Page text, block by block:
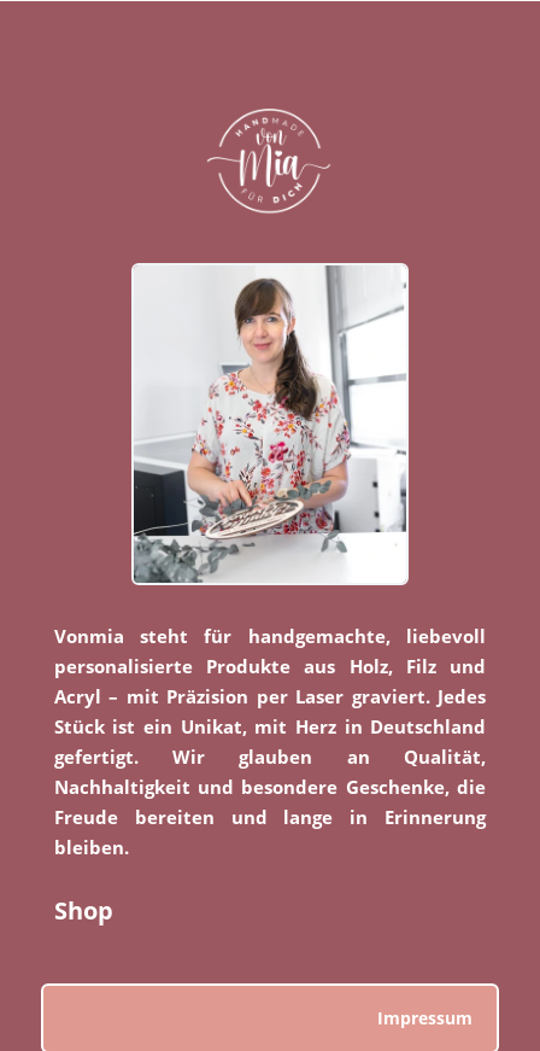
Vonmia steht für handgemachte, liebevoll
personalisierte Produkte aus Holz, Filz und
Acryl – mit Präzision per Laser graviert. Jedes
Stück ist ein Unikat, mit Herz in Deutschland
gefertigt. Wir glauben an Qualität,
Nachhaltigkeit und besondere Geschenke, die
Freude bereiten und lange in Erinnerung
bleiben.
Shop
Impressum